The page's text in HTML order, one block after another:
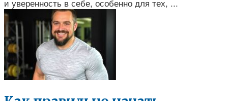
и уверенность в себе, особенно для тех, ...